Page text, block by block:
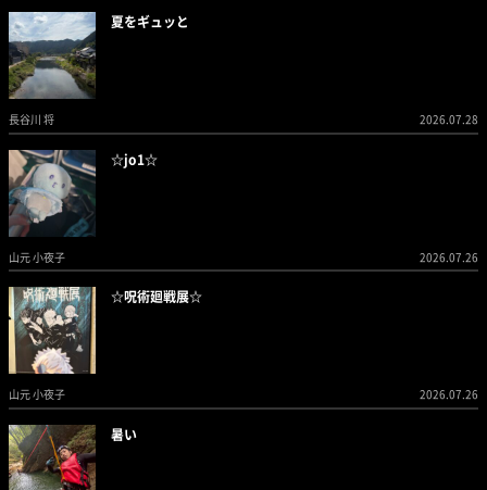
夏をギュッと
長谷川 将 2026.07.28
☆jo1☆
山元 小夜子 2026.07.26
☆呪術廻戦展☆
山元 小夜子 2026.07.26
暑い